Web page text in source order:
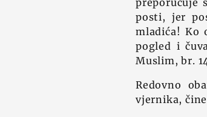
preporučuje
posti, jer
mladića! Ko
pogled i
Muslim, br.
Redovno
vjernika,